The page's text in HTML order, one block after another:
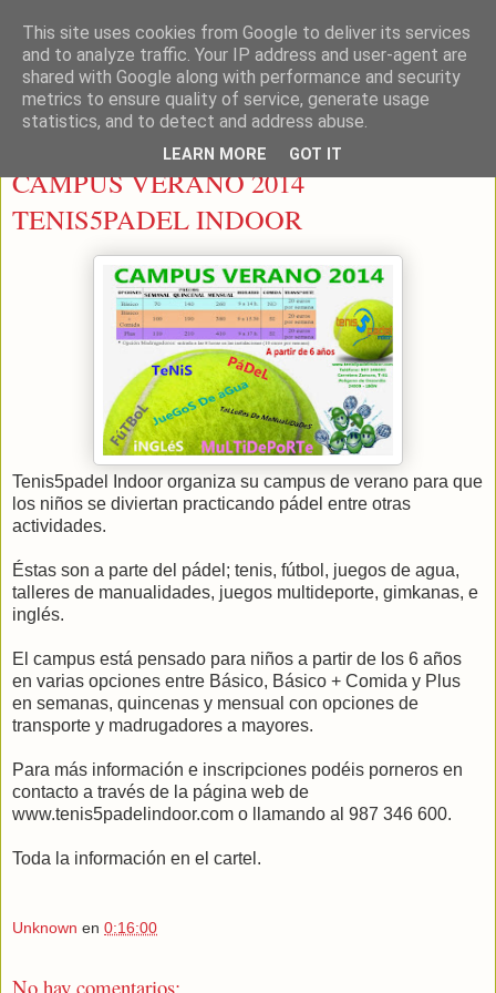
LEON PADEL
lunes, 19 de mayo de 2014
CAMPUS VERANO 2014
TENIS5PADEL INDOOR
Tenis5padel Indoor organiza su campus de verano para que
los niños se diviertan practicando pádel entre otras
actividades.
Éstas son a parte del pádel; tenis, fútbol, juegos de agua,
talleres de manualidades, juegos multideporte, gimkanas, e
inglés.
El campus está pensado para niños a partir de los 6 años
en varias opciones entre Básico, Básico + Comida y Plus
en semanas, quincenas y mensual con opciones de
transporte y madrugadores a mayores.
Para más información e inscripciones podéis porneros en
contacto a través de la página web de
www.tenis5padelindoor.com o llamando al 987 346 600.
Toda la información en el cartel.
Unknown en 0:16:00
No hay comentarios:
This site uses cookies from Google to deliver its services
and to analyze traffic. Your IP address and user-agent are
shared with Google along with performance and security
metrics to ensure quality of service, generate usage
statistics, and to detect and address abuse.
LEARN MORE GOT IT